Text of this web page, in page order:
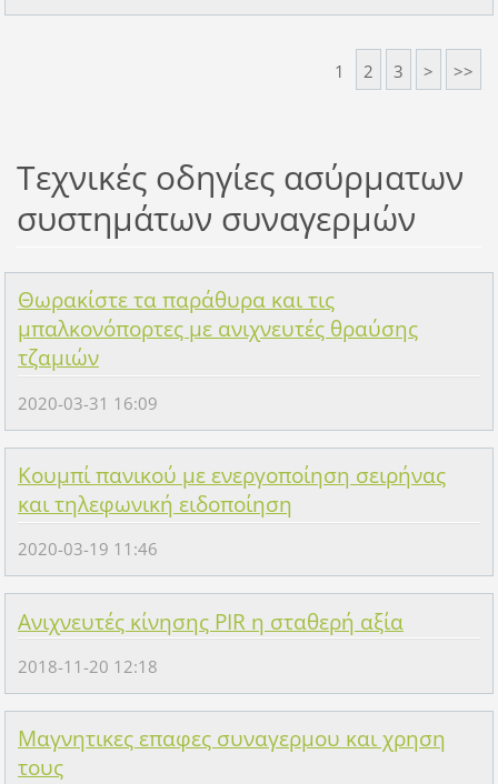
1 2 3 > >>
Τεχνικές οδηγίες ασύρματων
συστημάτων συναγερμών
Θωρακίστε τα παράθυρα και τις
μπαλκονόπορτες με ανιχνευτές θραύσης
τζαμιών
2020-03-31 16:09
Κουμπί πανικού με ενεργοποίηση σειρήνας
και τηλεφωνική ειδοποίηση
2020-03-19 11:46
Ανιχνευτές κίνησης PIR η σταθερή αξία
2018-11-20 12:18
Μαγνητικες επαφες συναγερμου και χρηση
τους